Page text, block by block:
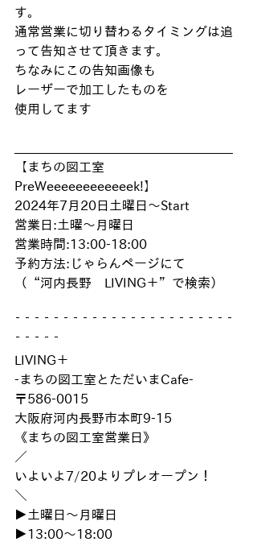
す。
通常営業に切り替わるタイミングは追
って告知させて頂きます。
ちなみにこの告知画像も
レーザーで加工したものを
使用してます
【まちの図工室
PreWeeeeeeeeeeeek!】
2024年7月20日土曜日〜Start
営業日:土曜〜月曜日
営業時間:13:00-18:00
予約方法:じゃらんページにて
（“河内長野　LIVING＋”で検索）
‾ ‾ ‾ ‾ ‾ ‾ ‾ ‾ ‾ ‾ ‾ ‾ ‾ ‾ ‾ ‾ ‾ ‾ ‾ ‾ ‾ ‾ ‾
‾ ‾ ‾ ‾ ‾
LIVING＋
-まちの図工室とただいまCafe-
〒586-0015
大阪府河内長野市本町9-15
《まちの図工室営業日》
／
いよいよ7/20よりプレオープン！
＼
▶︎土曜日〜月曜日
▶︎13:00〜18:00